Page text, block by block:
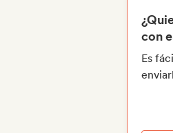
con
Es